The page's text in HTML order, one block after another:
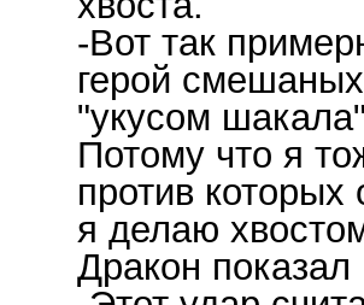
-Вот так
герой
"укусом
Потому что я
против
я делаю
Дракон